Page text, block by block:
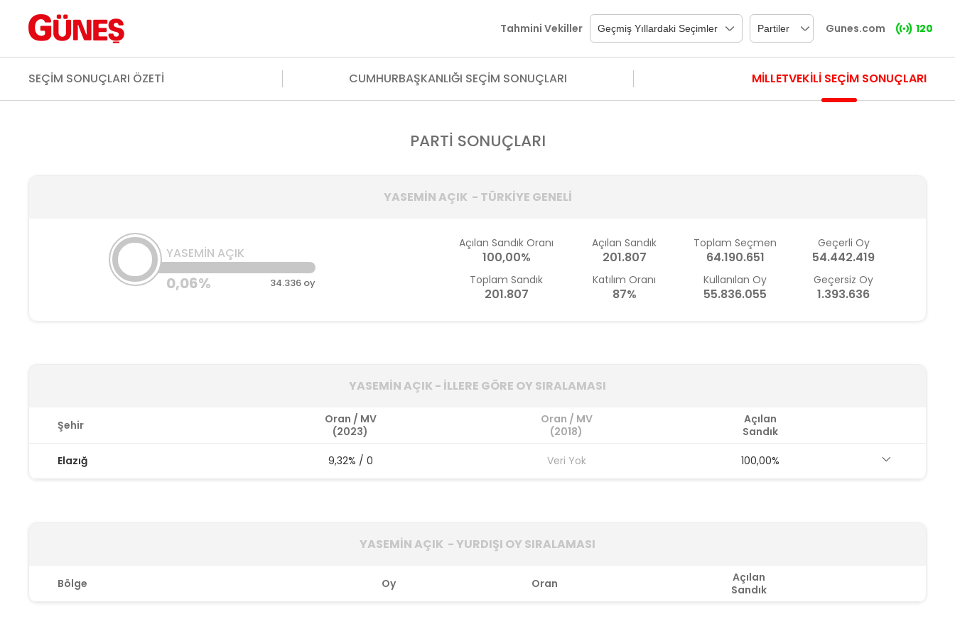
Tahmini Vekiller Gunes.com 120
SEÇİM SONUÇLARI ÖZETİ CUMHURBAŞKANLIĞI SEÇİM SONUÇLARI MİLLETVEKİLİ SEÇİM SONUÇLARI
PARTİ SONUÇLARI
YASEMİN AÇIK - TÜRKİYE GENELİ
YASEMİN AÇIK
0,06% 34.336 oy
Açılan Sandık Oranı
100,00%
Toplam Sandık
201.807
Açılan Sandık
201.807
Katılım Oranı
87%
Toplam Seçmen
64.190.651
Kullanılan Oy
55.836.055
Geçerli Oy
54.442.419
Geçersiz Oy
1.393.636
YASEMİN AÇIK - İLLERE GÖRE OY SIRALAMASI
Şehir
Oran / MV
(2023)
Oran / MV
(2018)
Açılan
Sandık
Elazığ 9,32% / 0 Veri Yok 100,00%
YASEMİN AÇIK - YURDIŞI OY SIRALAMASI
Bölge Oy Oran
Açılan
Sandık